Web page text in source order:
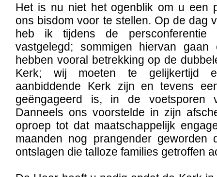
Het is nu niet het ogenblik om u een
ons bisdom voor te stellen. Op de dag
heb ik tijdens de persconferentie
vastgelegd; sommigen hiervan
hebben vooral betrekking op de
Kerk; wij moeten te gelijkertijd
aanbiddende Kerk zijn en tevens
geëngageerd is, in de voetsporen
Danneels ons voorstelde in zijn
oproep tot dat maatschappelijk
maanden nog prangender geworden
ontslagen die talloze families getroffen